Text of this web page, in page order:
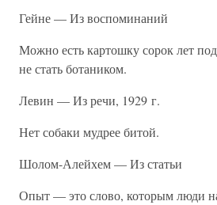
Гейне — Из воспоминаний
Можно есть картошку сорок лет
не стать ботаником.
Левин — Из речи, 1929 г.
Нет собаки мудрее битой.
Шолом-Алейхем — Из статьи
Опыт — это слово, которым люди